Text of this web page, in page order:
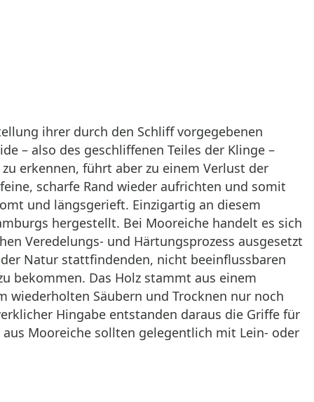
ihrer durch den Schliff vorgegebenen
– also des geschliffenen Teiles der Klinge –
erkennen, führt aber zu einem Verlust der
scharfe Rand wieder aufrichten und somit
und längsgerieft. Einzigartig an diesem
hergestellt. Bei Mooreiche handelt es sich
Veredelungs- und Härtungsprozess ausgesetzt
Natur stattfindenden, nicht beeinflussbaren
bekommen. Das Holz stammt aus einem
wiederholten Säubern und Trocknen nur noch
Hingabe entstanden daraus die Griffe für
Mooreiche sollten gelegentlich mit Lein- oder